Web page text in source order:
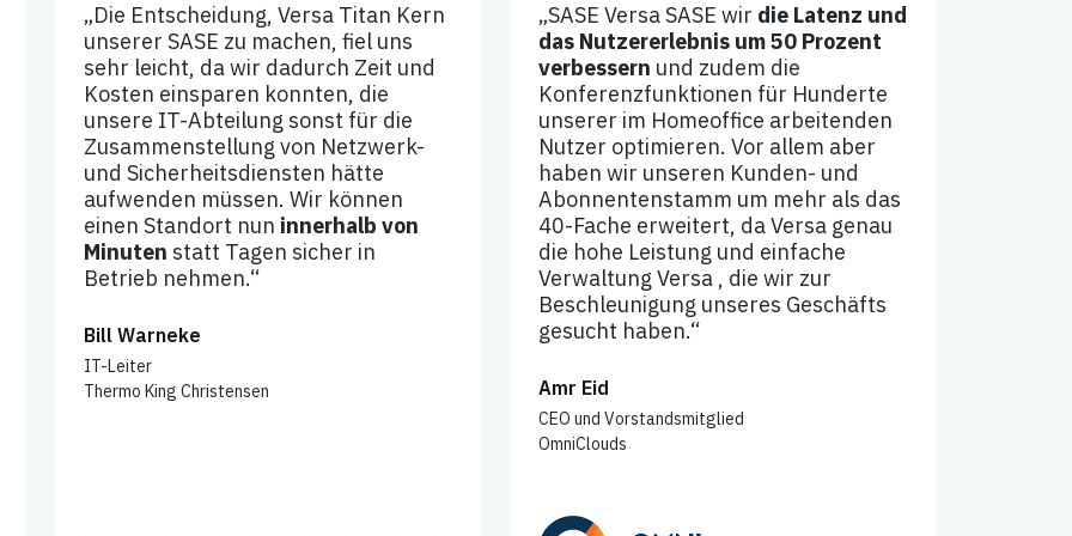
„Die Entscheidung, Versa Titan Kern
unserer SASE zu machen, fiel uns
sehr leicht, da wir dadurch Zeit und
Kosten einsparen konnten, die
unsere IT-Abteilung sonst für die
Zusammenstellung von Netzwerk-
und Sicherheitsdiensten hätte
aufwenden müssen. Wir können
einen Standort nun innerhalb von
Minuten statt Tagen sicher in
Betrieb nehmen.“
Bill Warneke
IT-Leiter
Thermo King Christensen
„SASE Versa SASE wir die Latenz und
das Nutzererlebnis um 50 Prozent
verbessern und zudem die
Konferenzfunktionen für Hunderte
unserer im Homeoffice arbeitenden
Nutzer optimieren. Vor allem aber
haben wir unseren Kunden- und
Abonnentenstamm um mehr als das
40-Fache erweitert, da Versa genau
die hohe Leistung und einfache
Verwaltung Versa , die wir zur
Beschleunigung unseres Geschäfts
gesucht haben.“
Amr Eid
CEO und Vorstandsmitglied
OmniClouds